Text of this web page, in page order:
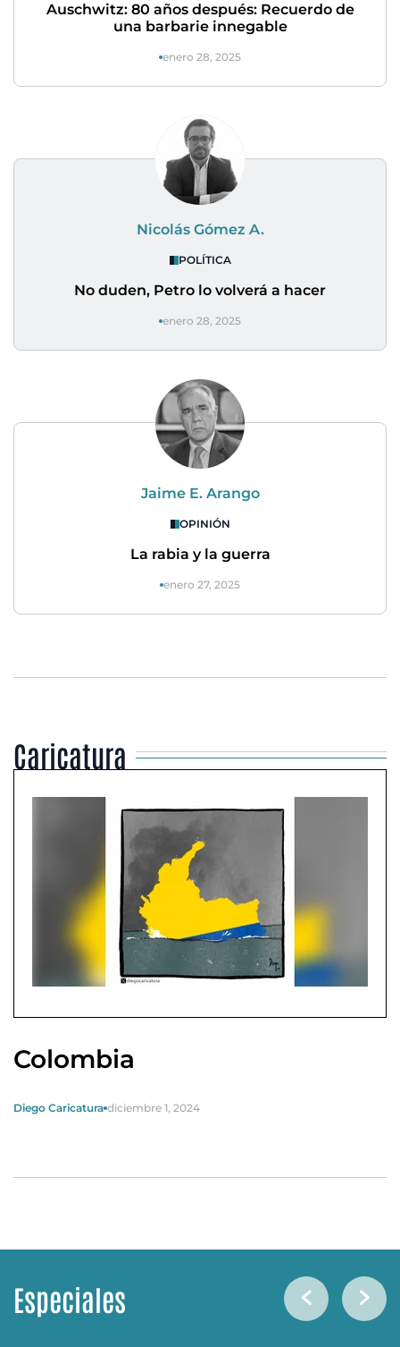
Auschwitz: 80 años después: Recuerdo de
una barbarie innegable
enero 28, 2025
Nicolás Gómez A.
POLÍTICA
No duden, Petro lo volverá a hacer
enero 28, 2025
Jaime E. Arango
OPINIÓN
La rabia y la guerra
enero 27, 2025
Caricatura
Colombia
Diego Caricatura diciembre 1, 2024
Especiales